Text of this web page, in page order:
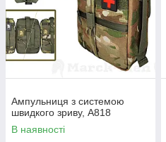
Ампульниця з системою
швидкого зриву, А818
В наявності